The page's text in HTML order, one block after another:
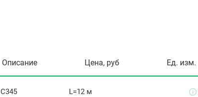
Описание Цена, руб Ед. изм.
С345 L=12 м